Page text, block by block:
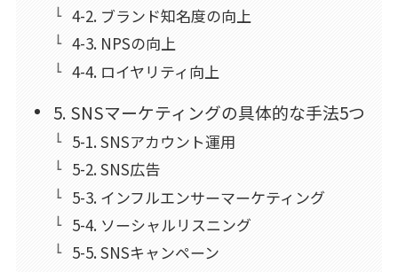
4-2. ブランド知名度の向上
4-3. NPSの向上
4-4. ロイヤリティ向上
5. SNSマーケティングの具体的な手法5つ
5-1. SNSアカウント運用
5-2. SNS広告
5-3. インフルエンサーマーケティング
5-4. ソーシャルリスニング
5-5. SNSキャンペーン